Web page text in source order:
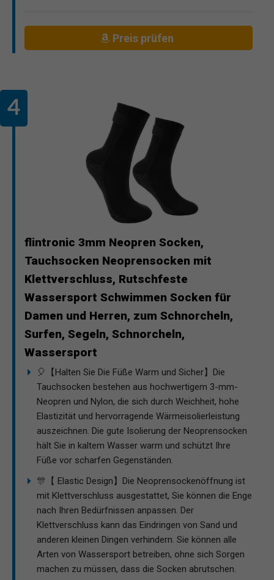
Preis prüfen
flintronic 3mm Neopren Socken,
Tauchsocken Neoprensocken mit
Klettverschluss, Rutschfeste
Wassersport Schwimmen Socken für
Damen und Herren, zum Schnorcheln,
Surfen, Segeln, Schnorcheln,
Wassersport
🎈【Halten Sie Die Füße Warm und Sicher】Die
Tauchsocken bestehen aus hochwertigem 3-mm-
Neopren und Nylon, die sich durch Weichheit, hohe
Elastizität und hervorragende Wärmeisolierleistung
auszeichnen. Die gute Isolierung der Neoprensocken
hält Sie in kaltem Wasser warm und schützt Ihre
Füße vor scharfen Gegenständen.
🎊【 Elastic Design】Die Neoprensockenöffnung ist
mit Klettverschluss ausgestattet, Sie können die Enge
nach Ihren Bedürfnissen anpassen. Der
Klettverschluss kann das Eindringen von Sand und
anderen kleinen Dingen verhindern. Sie können alle
Arten von Wassersport betreiben, ohne sich Sorgen
machen zu müssen, dass die Socken abrutschen.